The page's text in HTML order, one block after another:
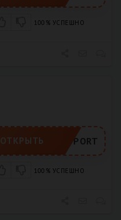
100% УСПЕШНО
ADVSPORT
ОТКРЫТЬ
100% УСПЕШНО